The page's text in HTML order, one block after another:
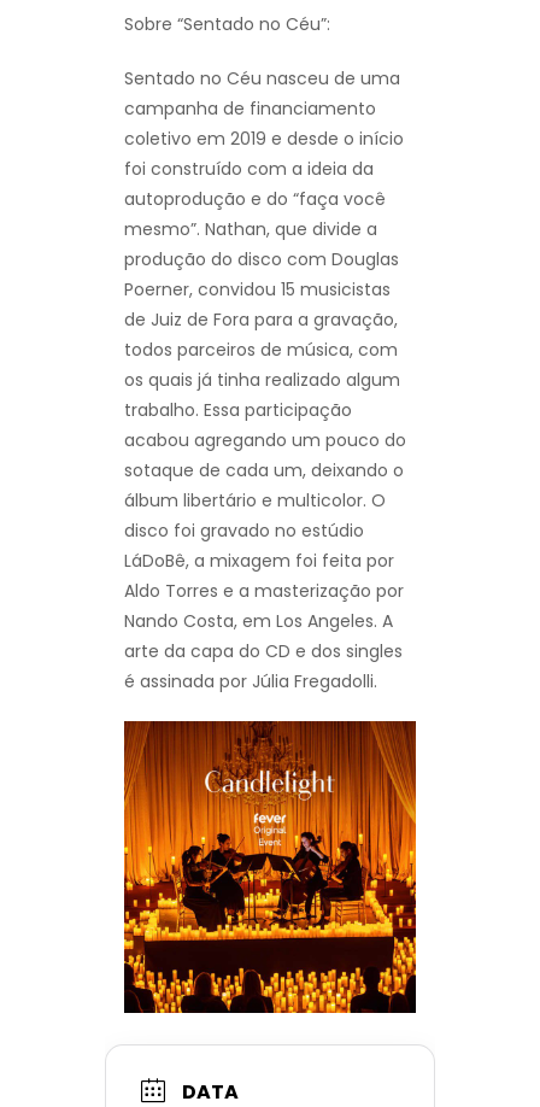
Sobre “Sentado no Céu”:
Sentado no Céu nasceu de uma
campanha de financiamento
coletivo em 2019 e desde o início
foi construído com a ideia da
autoprodução e do “faça você
mesmo”. Nathan, que divide a
produção do disco com Douglas
Poerner, convidou 15 musicistas
de Juiz de Fora para a gravação,
todos parceiros de música, com
os quais já tinha realizado algum
trabalho. Essa participação
acabou agregando um pouco do
sotaque de cada um, deixando o
álbum libertário e multicolor. O
disco foi gravado no estúdio
LáDoBê, a mixagem foi feita por
Aldo Torres e a masterização por
Nando Costa, em Los Angeles. A
arte da capa do CD e dos singles
é assinada por Júlia Fregadolli.
DATA